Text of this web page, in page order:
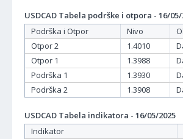
USDCAD Tabela podrške i otpora - 16/05/
Podrška i Otpor
Nivo
Otpor 2
1.4010
Otpor 1
1.3988
Podrška 1
1.3930
Podrška 2
1.3908
USDCAD Tabela indikatora - 16/05/2025
Indikator